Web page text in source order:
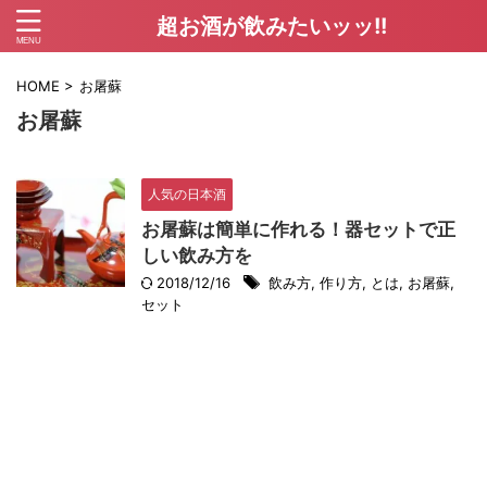
超お酒が飲みたいッッ!!
HOME > お屠蘇
お屠蘇
人気の日本酒
お屠蘇は簡単に作れる！器セットで正
しい飲み方を
2018/12/16 飲み方, 作り方, とは, お屠蘇,
セット